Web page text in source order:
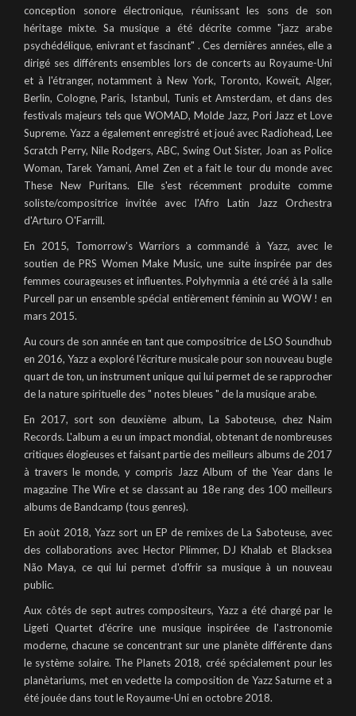
conception sonore électronique, réunissant les sons de son
héritage mixte. Sa musique a été décrite comme "jazz arabe
psychédélique, enivrant et fascinant" . Ces dernières années, elle a
dirigé ses différents ensembles lors de concerts au Royaume-Uni
et à l'étranger, notamment à New York, Toronto, Koweït, Alger,
Berlin, Cologne, Paris, Istanbul, Tunis et Amsterdam, et dans des
festivals majeurs tels que WOMAD, Molde Jazz, Pori Jazz et Love
Supreme. Yazz a également enregistré et joué avec Radiohead, Lee
Scratch Perry, Nile Rodgers, ABC, Swing Out Sister, Joan as Police
Woman, Tarek Yamani, Amel Zen et a fait le tour du monde avec
These New Puritans. Elle s'est récemment produite comme
soliste/compositrice invitée avec l'Afro Latin Jazz Orchestra
d'Arturo O'Farrill.
En 2015, Tomorrow's Warriors a commandé à Yazz, avec le
soutien de PRS Women Make Music, une suite inspirée par des
femmes courageuses et influentes. Polyhymnia a été créé à la salle
Purcell par un ensemble spécial entièrement féminin au WOW ! en
mars 2015.
Au cours de son année en tant que compositrice de LSO Soundhub
en 2016, Yazz a exploré l'écriture musicale pour son nouveau bugle
quart de ton, un instrument unique qui lui permet de se rapprocher
de la nature spirituelle des " notes bleues " de la musique arabe.
En 2017, sort son deuxième album, La Saboteuse, chez Naim
Records. L'album a eu un impact mondial, obtenant de nombreuses
critiques élogieuses et faisant partie des meilleurs albums de 2017
à travers le monde, y compris Jazz Album of the Year dans le
magazine The Wire et se classant au 18e rang des 100 meilleurs
albums de Bandcamp (tous genres).
En aoùt 2018, Yazz sort un EP de remixes de La Saboteuse, avec
des collaborations avec Hector Plimmer, DJ Khalab et Blacksea
Não Maya, ce qui lui permet d'offrir sa musique à un nouveau
public.
Aux côtés de sept autres compositeurs, Yazz a été chargé par le
Ligeti Quartet d'écrire une musique inspiréee de l'astronomie
moderne, chacune se concentrant sur une planète différente dans
le système solaire. The Planets 2018, créé spécialement pour les
planètariums, met en vedette la composition de Yazz Saturne et a
été jouée dans tout le Royaume-Uni en octobre 2018.